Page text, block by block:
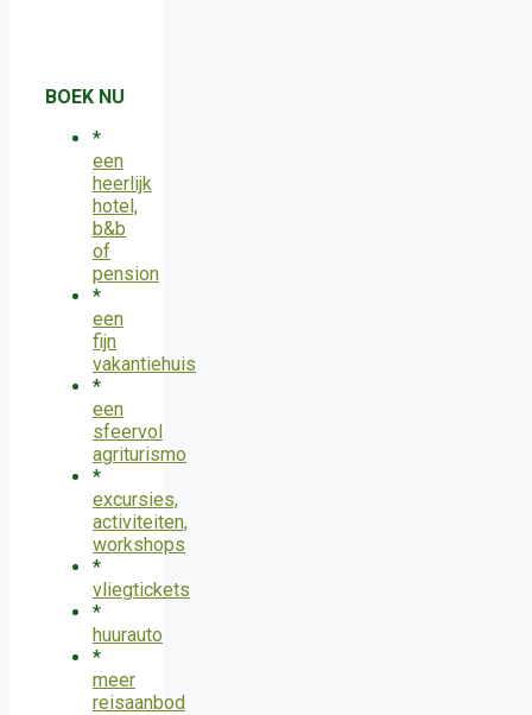
BOEK NU
*
een
heerlijk
hotel,
b&b
of
pension
*
een
fijn
vakantiehuis
*
een
sfeervol
agriturismo
*
excursies,
activiteiten,
workshops
*
vliegtickets
*
huurauto
*
meer
reisaanbod